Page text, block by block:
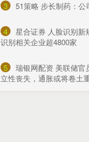
3 ​51策略 步长制药：
4
星合证券 人脸识别新
识别相关企业超4800家
5
瑞银网配资 美联储官
立性丧失，通胀或将卷土